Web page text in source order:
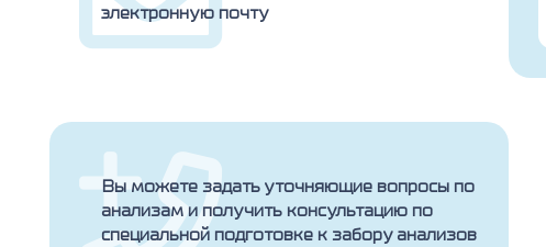
электронную почту
Вы можете задать уточняющие вопросы по
анализам и получить консультацию по
специальной подготовке к забору анализов